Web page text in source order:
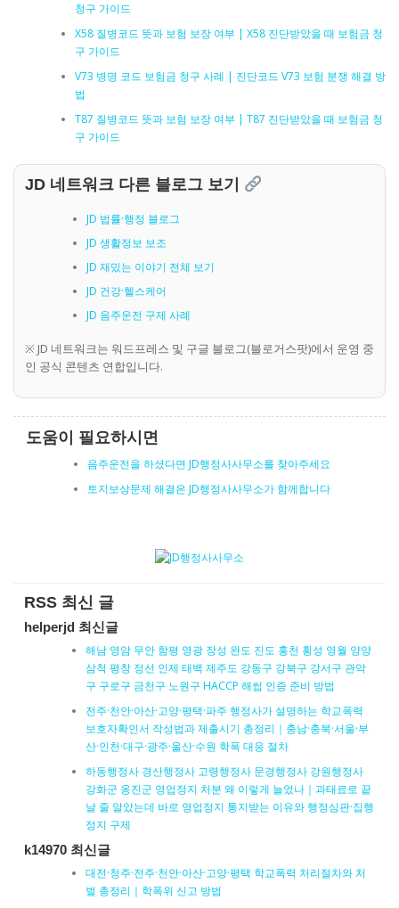
청구 가이드
X58 질병코드 뜻과 보험 보장 여부 | X58 진단받았을 때 보험금 청
구 가이드
V73 병명 코드 보험금 청구 사례 | 진단코드 V73 보험 분쟁 해결 방
법
T87 질병코드 뜻과 보험 보장 여부 | T87 진단받았을 때 보험금 청
구 가이드
JD 네트워크 다른 블로그 보기
JD 법률·행정 블로그
JD 생활정보 보조
JD 재밌는 이야기 전체 보기
JD 건강·헬스케어
JD 음주운전 구제 사례
※ JD 네트워크는 워드프레스 및 구글 블로그(블로거스팟)에서 운영 중
인 공식 콘텐츠 연합입니다.
도움이 필요하시면
음주운전을 하셨다면 JD행정사사무소를 찾아주세요
토지보상문제 해결은 JD행정사사무소가 함께합니다
RSS 최신 글
helperjd 최신글
해남 영암 무안 함평 영광 장성 완도 진도 홍천 횡성 영월 양양
삼척 평창 정선 인제 태백 제주도 강동구 강북구 강서구 관악
구 구로구 금천구 노원구 HACCP 해썹 인증 준비 방법
전주·천안·아산·고양·평택·파주 행정사가 설명하는 학교폭력
보호자확인서 작성법과 제출시기 총정리｜충남·충북·서울·부
산·인천·대구·광주·울산·수원 학폭 대응 절차
하동행정사 경산행정사 고령행정사 문경행정사 강원행정사
강화군 옹진군 영업정지 처분 왜 이렇게 늘었나｜과태료로 끝
날 줄 알았는데 바로 영업정지 통지받는 이유와 행정심판·집행
정지 구제
k14970 최신글
대전·청주·전주·천안·아산·고양·평택 학교폭력 처리절차와 처
벌 총정리｜학폭위 신고 방법